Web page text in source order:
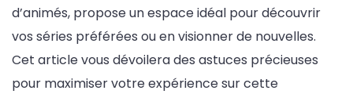
d’animés, propose un espace idéal pour découvrir
vos séries préférées ou en visionner de nouvelles.
Cet article vous dévoilera des astuces précieuses
pour maximiser votre expérience sur cette